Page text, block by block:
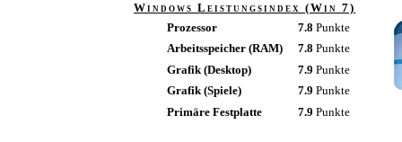
Windows Leistungsindex (Win 7)
Prozessor
7.8 Punkte
Arbeitsspeicher (RAM)
7.8 Punkte
Grafik (Desktop)
7.9 Punkte
Grafik (Spiele)
7.9 Punkte
Primäre Festplatte
7.9 Punkte